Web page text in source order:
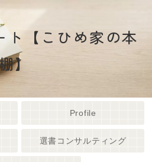
ト【こひめ家の本
】
Profile
選書コンサルティング